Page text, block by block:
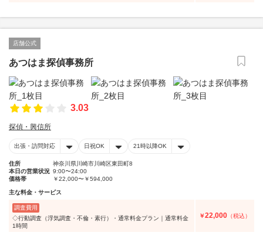
店舗公式
あつはま探偵事務所
3.03
探偵・興信所
出張・訪問対応 日祝OK 21時以降OK
住所
神奈川県川崎市川崎区東田町8
本日の営業状況 9:00〜24:00
価格帯
￥22,000〜￥594,000
主な料金・サービス
調査費用
◇行動調査（浮気調査・不倫・素行）・通常料金プラン｜通常料金
1時間
￥22,000 （税込）